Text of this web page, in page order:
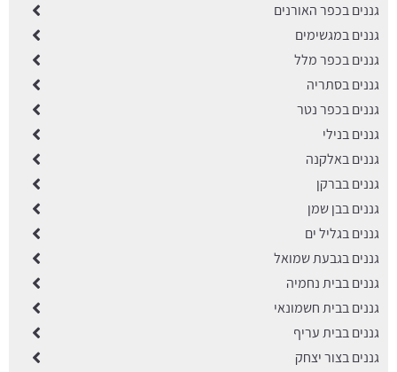
גננים בכפר האורנים
גננים במגשימים
גננים בכפר מלל
גננים בסתריה
גננים בכפר נטר
גננים בנילי
גננים באלקנה
גננים בברקן
גננים בבן שמן
גננים בגליל ים
גננים בגבעת שמואל
גננים בבית נחמיה
גננים בבית חשמונאי
גננים בבית עריף
גננים בצור יצחק